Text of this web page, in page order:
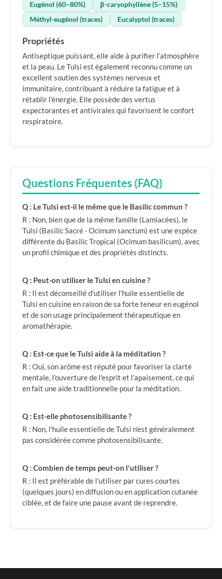
Eugénol (60–80%)
β-caryophyllène (5–15%)
Méthyl-eugénol (traces)
Eucalyptol (traces)
Propriétés
Antiseptique puissant, elle aide à purifier l’atmosphère
et la peau. Le Tulsi est également reconnu comme un
excellent soutien des systèmes nerveux et
immunitaire, contribuant à réduire la fatigue et à
rétablir l’énergie. Elle possède des vertus
expectorantes et antivirales qui favorisent le confort
respiratoire.
Questions Fréquentes (FAQ)
Q : Le Tulsi est-il le même que le Basilic commun ?
R : Non, bien que de la même famille (Lamiacées), le
Tulsi (Basilic Sacré - Ocimum sanctum) est une espèce
différente du Basilic Tropical (Ocimum basilicum), avec
un profil chimique et des propriétés distincts.
Q : Peut-on utiliser le Tulsi en cuisine ?
R : Il est déconseillé d'utiliser l'huile essentielle de
Tulsi en cuisine en raison de sa forte teneur en eugénol
et de son usage principalement thérapeutique en
aromathérapie.
Q : Est-ce que le Tulsi aide à la méditation ?
R : Oui, son arôme est réputé pour favoriser la clarté
mentale, l'ouverture de l'esprit et l'apaisement, ce qui
en fait une aide traditionnelle pour la méditation.
Q : Est-elle photosensibilisante ?
R : Non, l'huile essentielle de Tulsi n'est généralement
pas considérée comme photosensibilisante.
Q : Combien de temps peut-on l'utiliser ?
R : Il est préférable de l'utiliser par cures courtes
(quelques jours) en diffusion ou en application cutanée
ciblée, et de faire une pause avant de reprendre.